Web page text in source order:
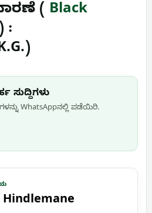
( Black
:
ಸುದ್ದಿಗಳು
WhatsApp‌ನಲ್ಲಿ ಪಡೆಯಿರಿ.
Hindlemane